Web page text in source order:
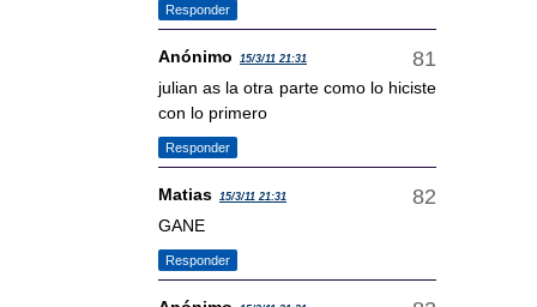
Responder
Anónimo 15/3/11 21:31
julian as la otra parte como lo hiciste
con lo primero
Responder
Matias 15/3/11 21:31
GANE
Responder